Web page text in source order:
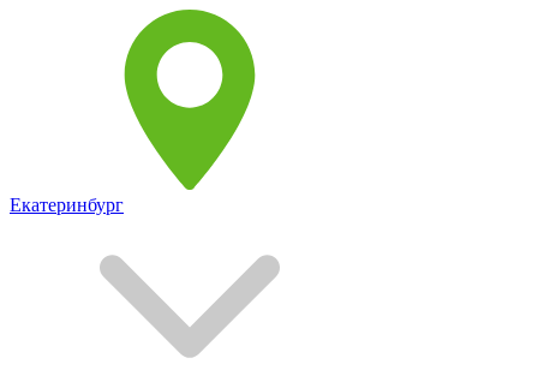
Екатеринбург